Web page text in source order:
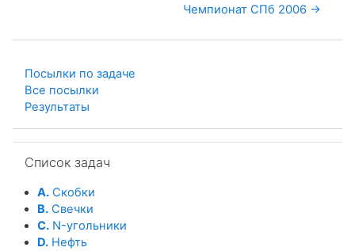
Чемпионат СПб 2006 →
Посылки по задаче
Все посылки
Результаты
Список задач
A. Скобки
B. Свечки
C. N-угольники
D. Нефть